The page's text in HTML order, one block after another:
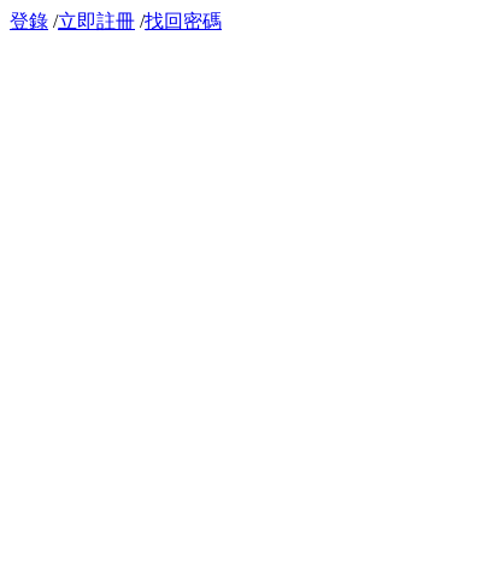
登錄 /立即註冊 /找回密碼